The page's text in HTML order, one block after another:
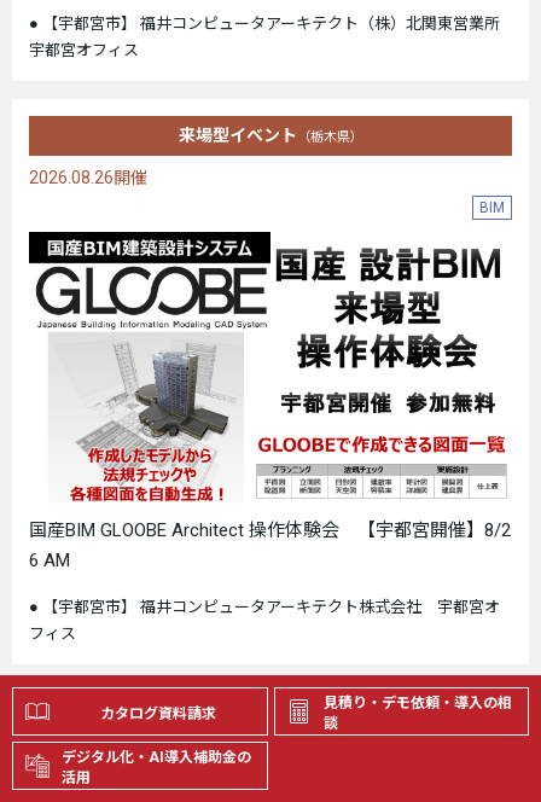
【宇都宮市】 福井コンピュータアーキテクト（株）北関東営業所
宇都宮オフィス
来場型イベント （栃木県）
2026.08.26開催
BIM
国産BIM GLOOBE Architect 操作体験会 【宇都宮開催】8/2
6 AM
【宇都宮市】 福井コンピュータアーキテクト株式会社 宇都宮オ
フィス
オンラインイベント
2026.08.27開催
カタログ資料請求
見積り・デモ依頼・導入の相
談
デジタル化・AI導入補助金の
活用